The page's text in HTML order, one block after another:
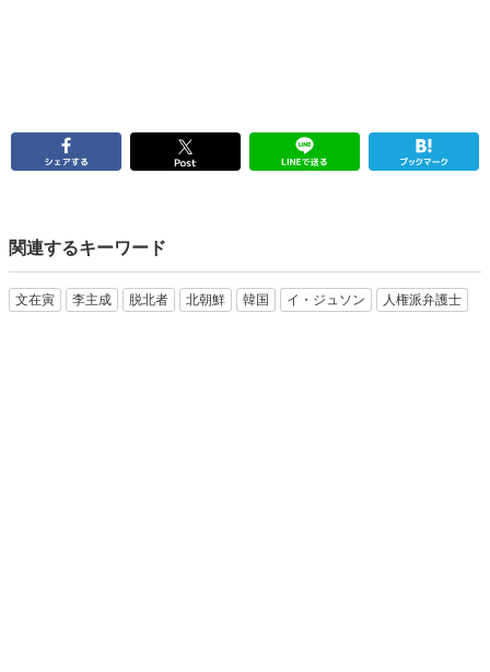
関連するキーワード
文在寅 李主成 脱北者 北朝鮮 韓国 イ・ジュソン 人権派弁護士